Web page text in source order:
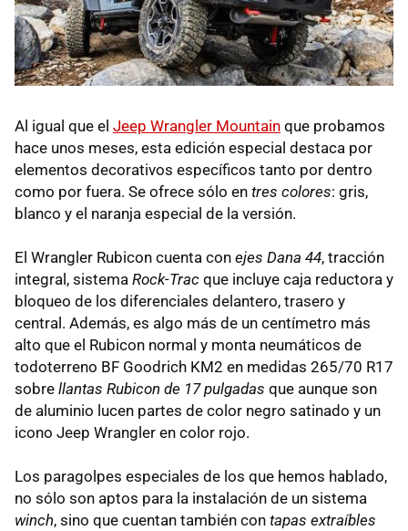
Al igual que el Jeep Wrangler Mountain que probamos
hace unos meses, esta edición especial destaca por
elementos decorativos específicos tanto por dentro
como por fuera. Se ofrece sólo en tres colores: gris,
blanco y el naranja especial de la versión.
El Wrangler Rubicon cuenta con ejes Dana 44, tracción
integral, sistema Rock-Trac que incluye caja reductora y
bloqueo de los diferenciales delantero, trasero y
central. Además, es algo más de un centímetro más
alto que el Rubicon normal y monta neumáticos de
todoterreno BF Goodrich KM2 en medidas 265/70 R17
sobre llantas Rubicon de 17 pulgadas que aunque son
de aluminio lucen partes de color negro satinado y un
icono Jeep Wrangler en color rojo.
Los paragolpes especiales de los que hemos hablado,
no sólo son aptos para la instalación de un sistema
winch, sino que cuentan también con tapas extraíbles